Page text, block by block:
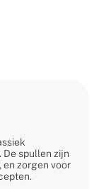
De spullen zijn
zorgen voor